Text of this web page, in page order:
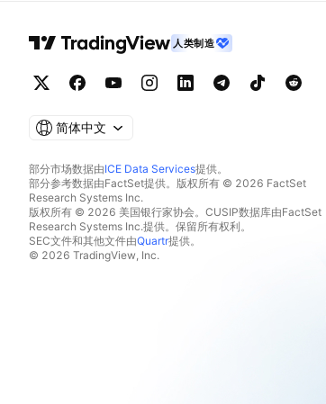
人类制造
简体中文
部分市场数据由ICE Data Services提供。
部分参考数据由FactSet提供。版权所有 © 2026 FactSet
Research Systems Inc.
版权所有 © 2026 美国银行家协会。CUSIP数据库由FactSet
Research Systems Inc.提供。保留所有权利。
SEC文件和其他文件由Quartr提供。
© 2026 TradingView, Inc.